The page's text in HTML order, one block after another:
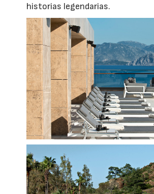
historias legendarias.